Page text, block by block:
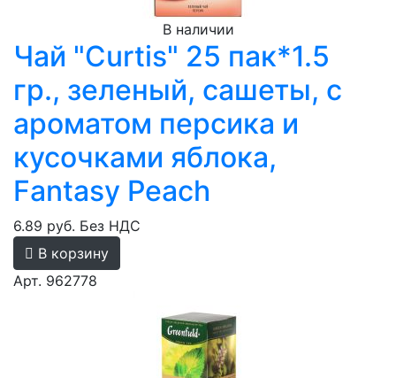
В наличии
Чай "Curtis" 25 пак*1.5
гр., зеленый, сашеты, с
ароматом персика и
кусочками яблока,
Fantasy Peach
6.89 руб. Без НДС
В корзину
Арт. 962778